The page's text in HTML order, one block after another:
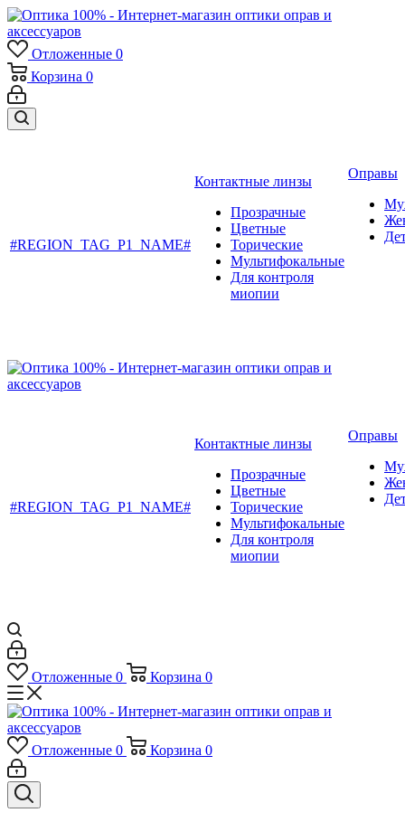
Отложенные 0
Корзина 0
#REGION_TAG_P1_NAME#
Контактные линзы
Прозрачные
Цветные
Торические
Мультифокальные
Для контроля
миопии
Оправы
#REGION_TAG_P1_NAME#
Контактные линзы
Прозрачные
Цветные
Торические
Мультифокальные
Для контроля
миопии
Оправы
Отложенные 0 Корзина 0
Отложенные 0 Корзина 0